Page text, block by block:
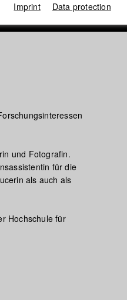
und Fotografin.
für die
als auch als
Hochschule für
Imprint Data protection